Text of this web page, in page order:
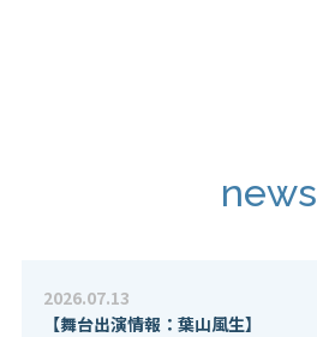
news
2026.07.13
【舞台出演情報：葉山風生】